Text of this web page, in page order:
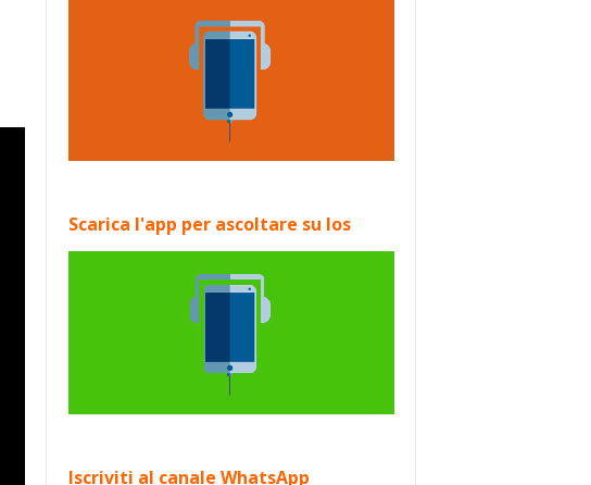
Scarica l'app per ascoltare su Ios
Iscriviti al canale WhatsApp